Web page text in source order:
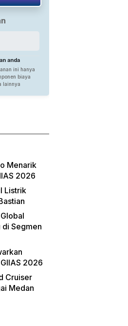
Menarik
2026
Listrik
di Segmen
2026
Cruiser
Medan